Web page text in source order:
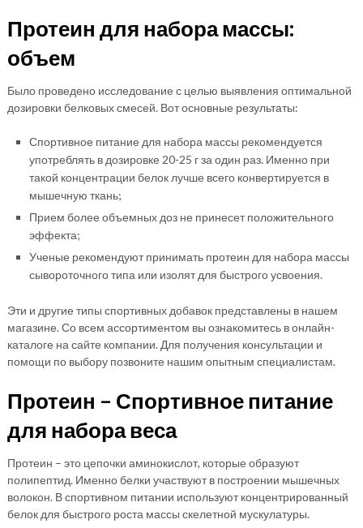
Протеин для набора массы:
объем
Было проведено исследование с целью выявления оптимальной
дозировки белковых смесей. Вот основные результаты:
Спортивное питание для набора массы рекомендуется
употреблять в дозировке 20-25 г за один раз. Именно при
такой концентрации белок лучше всего конвертируется в
мышечную ткань;
Прием более объемных доз не принесет положительного
эффекта;
Ученые рекомендуют принимать протеин для набора массы
сывороточного типа или изолят для быстрого усвоения.
Эти и другие типы спортивных добавок представлены в нашем
магазине. Со всем ассортиментом вы ознакомитесь в онлайн-
каталоге на сайте компании. Для получения консультации и
помощи по выбору позвоните нашим опытным специалистам.
Протеин – Спортивное питание
для набора веса
Протеин – это цепочки аминокислот, которые образуют
полипептид. Именно белки участвуют в построении мышечных
волокон. В спортивном питании используют концентрированный
белок для быстрого роста массы скелетной мускулатуры.